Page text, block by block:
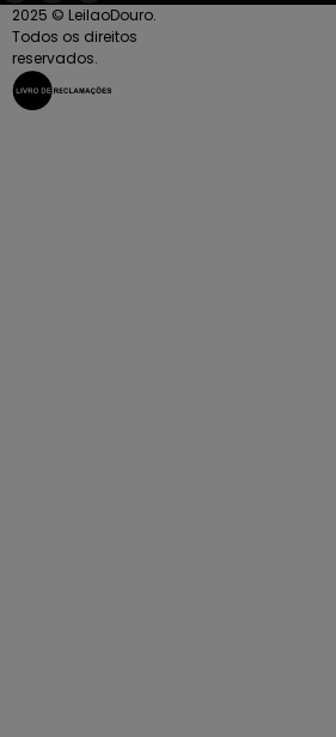
2025 © LeilaoDouro.
Todos os direitos
reservados.